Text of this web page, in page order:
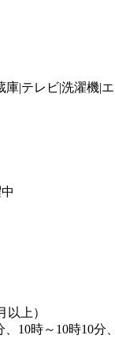
|テレビ|洗濯機|
上）
10時～10時10分